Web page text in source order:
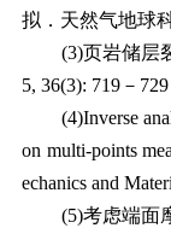
拟．天然气地球
(3)页岩储层
5, 36(3): 719－ 729
(4)Inverse
on multi-points
echanics and
(5)考虑端面